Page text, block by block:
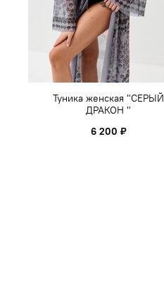
Туника женская "СЕРЫЙ
ДРАКОН "
6 200 ₽